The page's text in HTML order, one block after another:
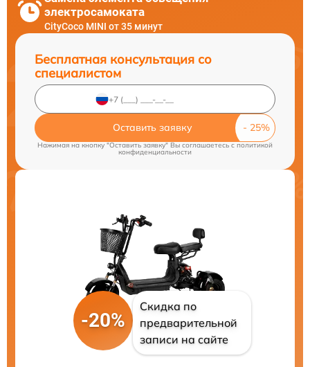
электросамоката
CityCoco MINI от 35 минут
Бесплатная консультация со
специалистом
Оставить заявку
Нажимая на кнопку "Оставить заявку" Вы соглашаетесь cполитикой
конфиденциальности
-20%
Скидка по
предварительной
записи на сайте